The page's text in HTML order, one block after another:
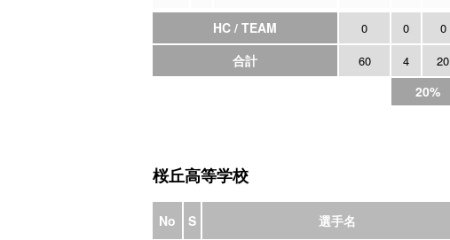
HC / TEAM 0 0 0
合計 60 4 20
20%
桜丘高等学校
No S 選手名